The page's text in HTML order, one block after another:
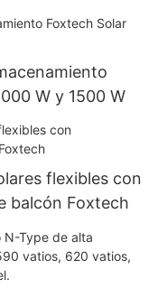
litio de 51,2 V.
W y 1500 W
flexibles con
balcón Foxtech